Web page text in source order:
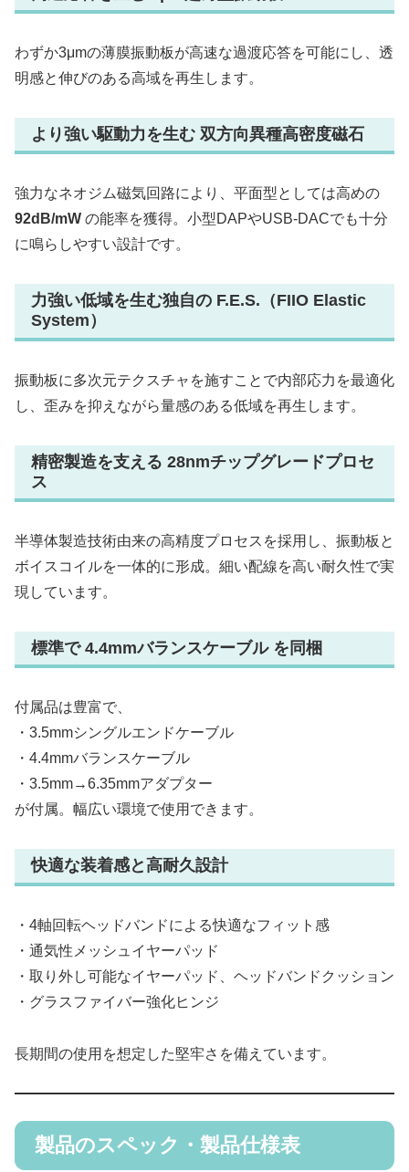
わずか3μmの薄膜振動板が高速な過渡応答を可能にし、透
明感と伸びのある高域を再生します。
より強い駆動力を生む 双方向異種高密度磁石
強力なネオジム磁気回路により、平面型としては高めの
92dB/mW の能率を獲得。小型DAPやUSB-DACでも十分
に鳴らしやすい設計です。
力強い低域を生む独自の F.E.S.（FIIO Elastic
System）
振動板に多次元テクスチャを施すことで内部応力を最適化
し、歪みを抑えながら量感のある低域を再生します。
精密製造を支える 28nmチップグレードプロセ
ス
半導体製造技術由来の高精度プロセスを採用し、振動板と
ボイスコイルを一体的に形成。細い配線を高い耐久性で実
現しています。
標準で 4.4mmバランスケーブル を同梱
付属品は豊富で、
・3.5mmシングルエンドケーブル
・4.4mmバランスケーブル
・3.5mm→6.35mmアダプター
が付属。幅広い環境で使用できます。
快適な装着感と高耐久設計
・4軸回転ヘッドバンドによる快適なフィット感
・通気性メッシュイヤーパッド
・取り外し可能なイヤーパッド、ヘッドバンドクッション
・グラスファイバー強化ヒンジ
長期間の使用を想定した堅牢さを備えています。
製品のスペック・製品仕様表